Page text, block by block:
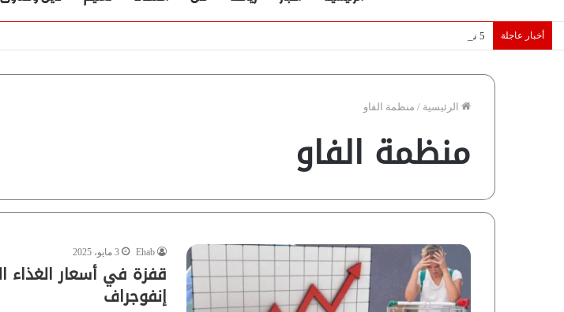
أخبار عاجلة 5 نجوم عرب يخطفون الأضواء بسوق الانتقالات الأوروبية 2026.. “رؤية” تكشف التفاصيل | إنفوجراف
الرئيسية / منظمة الفاو
منظمة الفاو
Ehab 3 مايو، 2025
قفزة في أسعار الغذاء
إنفوجراف